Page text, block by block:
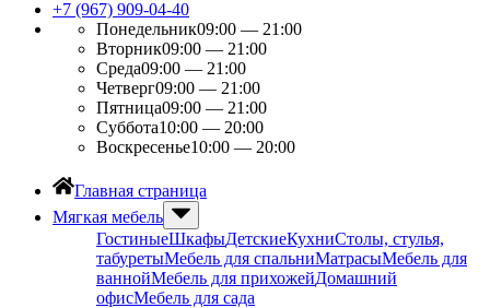
+7 (967) 909-04-40
Понедельник09:00 — 21:00
Вторник09:00 — 21:00
Среда09:00 — 21:00
Четверг09:00 — 21:00
Пятница09:00 — 21:00
Суббота10:00 — 20:00
Воскресенье10:00 — 20:00
Главная страница
Мягкая мебель
ГостиныеШкафыДетскиеКухниСтолы, стулья,
табуретыМебель для спальниМатрасыМебель для
ваннойМебель для прихожейДомашний
офисМебель для сада